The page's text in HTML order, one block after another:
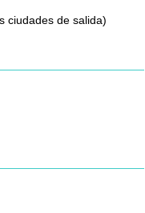
ciudades de salida)